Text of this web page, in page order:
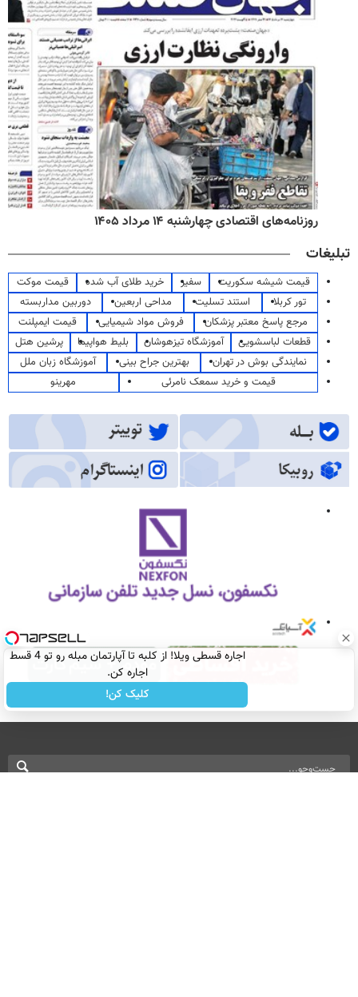
روزنامه‌های اقتصادی چهارشنبه ۱۴ مرداد ۱۴۰۵
تبلیغات
قیمت شیشه سکوریت سفیر خرید طلای آب شده
قیمت موکت
تور کربلا
استند تسلیت مداحی اربعین
دوربین مداربسته
مرجع پاسخ معتبر پزشکان
فروش مواد شیمیایی
قیمت ایمپلنت
قطعات لباسشویی
آموزشگاه تیزهوشان بلیط هواپیما
پرشین هتل
نمایندگی بوش در تهران
بهترین جراح بینی
آموزشگاه زبان ملل
قیمت و خرید سمعک نامرئی
مهرینو
اجاره‌ قسطی ویلا! از کلبه تا آپارتمان مبله رو تو 4 قسط
اجاره کن.
کلیک کن!